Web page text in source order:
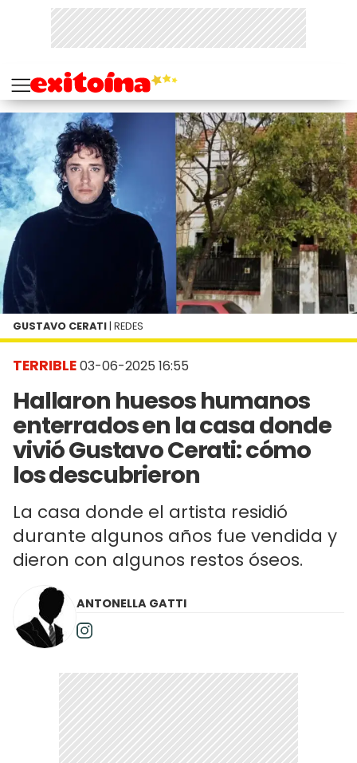
TERRIBLE03-06-2025 16:55
Hallaron huesos humanos
enterrados en la casa donde
vivió Gustavo Cerati: cómo
los descubrieron
La casa donde el artista residió
durante algunos años fue vendida y
dieron con algunos restos óseos.
GUSTAVO CERATI | REDES
ANTONELLA GATTI